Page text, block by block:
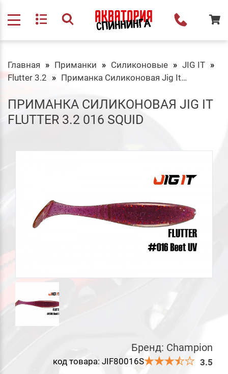
Главная Приманки Силиконовые
JIG IT
Flutter 3.2
Приманка Силиконовая Jig It Flutter 3.2 016 Squid
ПРИМАНКА СИЛИКОНОВАЯ JIG IT
FLUTTER 3.2 016 SQUID
Бренд: Champion
код товара: JIF80016S 3.5